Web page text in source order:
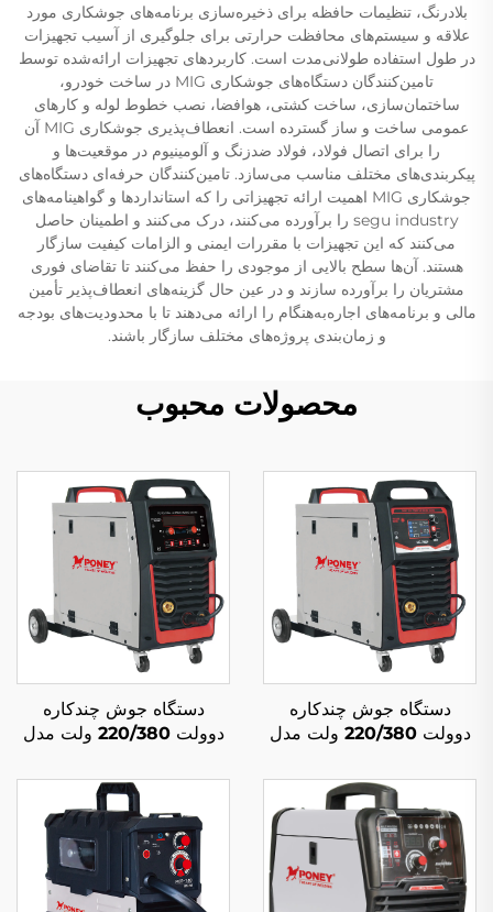
بلادرنگ، تنظیمات حافظه برای ذخیره‌سازی برنامه‌های جوشکاری مورد
علاقه و سیستم‌های محافظت حرارتی برای جلوگیری از آسیب تجهیزات
در طول استفاده طولانی‌مدت است. کاربردهای تجهیزات ارائه‌شده توسط
تامین‌کنندگان دستگاه‌های جوشکاری MIG در ساخت خودرو،
ساختمان‌سازی، ساخت کشتی، هوافضا، نصب خطوط لوله و کارهای
عمومی ساخت و ساز گسترده است. انعطاف‌پذیری جوشکاری MIG آن
را برای اتصال فولاد، فولاد ضدزنگ و آلومینیوم در موقعیت‌ها و
پیکربندی‌های مختلف مناسب می‌سازد. تامین‌کنندگان حرفه‌ای دستگاه‌های
جوشکاری MIG اهمیت ارائه تجهیزاتی را که استانداردها و گواهینامه‌های
segu industry را برآورده می‌کنند، درک می‌کنند و اطمینان حاصل
می‌کنند که این تجهیزات با مقررات ایمنی و الزامات کیفیت سازگار
هستند. آن‌ها سطح بالایی از موجودی را حفظ می‌کنند تا تقاضای فوری
مشتریان را برآورده سازند و در عین حال گزینه‌های انعطاف‌پذیر تأمین
مالی و برنامه‌های اجاره‌به‌هنگام را ارائه می‌دهند تا با محدودیت‌های بودجه
و زمان‌بندی پروژه‌های مختلف سازگار باشند.
محصولات محبوب
دستگاه جوش چندکاره
دوولت 220/380 ولت مدل
دیجیتال ال‌سی‌دی و سیستم
جوشکاری سینرژیک
دستگاه جوش چندکاره
دوولت 220/380 ولت مدل
دیجیتال و سیستم جوشکاری
سینرژیک